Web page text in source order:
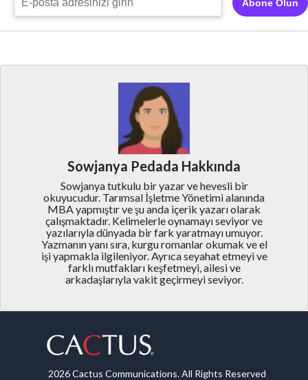
Abone Olun
Sowjanya Pedada Hakkında
Sowjanya tutkulu bir yazar ve hevesli bir
okuyucudur. Tarımsal İşletme Yönetimi alanında
MBA yapmıştır ve şu anda içerik yazarı olarak
çalışmaktadır. Kelimelerle oynamayı seviyor ve
yazılarıyla dünyada bir fark yaratmayı umuyor.
Yazmanın yanı sıra, kurgu romanlar okumak ve el
işi yapmakla ilgileniyor. Ayrıca seyahat etmeyi ve
farklı mutfakları keşfetmeyi, ailesi ve
arkadaşlarıyla vakit geçirmeyi seviyor.
2026 Cactus Communications. All Rights Reserved